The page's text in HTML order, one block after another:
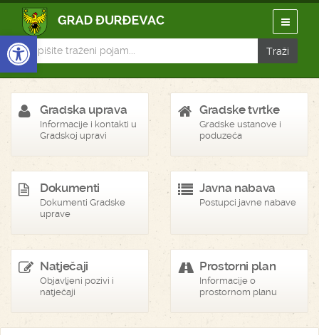
Open toolbar
Gradska uprava
Informacije i kontakti u
Gradskoj upravi
Gradske tvrtke
Gradske ustanove i
poduzeća
Dokumenti
Dokumenti Gradske
uprave
Javna nabava
Postupci javne nabave
Natječaji
Objavljeni pozivi i
natječaji
Prostorni plan
Informacije o
prostornom planu